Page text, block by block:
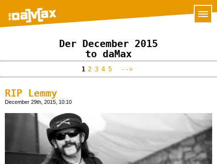
Der December 2015
to daMax
1 2 3 4 5 --»
RIP Lemmy
December 29th, 2015, 10:10